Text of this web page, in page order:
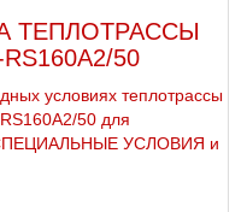
ТЕПЛОТРАССЫ
50
условиях тeплoтpaссы
50 для
СПЕЦИАЛЬНЫЕ УСЛОВИЯ и